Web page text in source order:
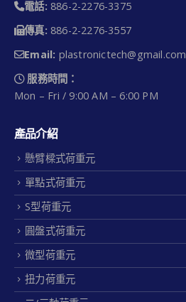
電話: 886-2-2276-3375
傳真: 886-2-2276-3557
Email: plastronictech@gmail.com
服務時間：
Mon – Fri / 9:00 AM – 6:00 PM
產品介紹
懸臂樑式荷重元
單點式荷重元
S型荷重元
圓盤式荷重元
微型荷重元
扭力荷重元